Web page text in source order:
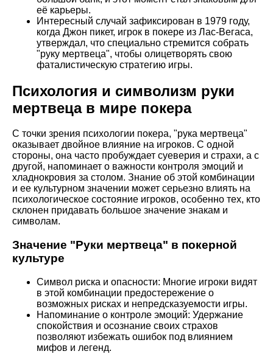
её карьеры.
Интересный случай зафиксирован в 1979 году,
когда Джон пикет, игрок в покере из Лас-Вегаса,
утверждал, что специально стремится собрать
"руку мертвеца", чтобы олицетворять свою
фаталистическую стратегию игры.
Психология и символизм руки
мертвеца в мире покера
С точки зрения психологии покера, "рука мертвеца"
оказывает двойное влияние на игроков. С одной
стороны, она часто пробуждает суеверия и страхи, а с
другой, напоминает о важности контроля эмоций и
хладнокровия за столом. Знание об этой комбинации
и ее культурном значении может серьезно влиять на
психологическое состояние игроков, особенно тех, кто
склонен придавать большое значение знакам и
символам.
Значение "Руки мертвеца" в покерной
культуре
Символ риска и опасности: Многие игроки видят
в этой комбинации предостережение о
возможных рисках и непредсказуемости игры.
Напоминание о контроле эмоций: Удержание
спокойствия и осознание своих страхов
позволяют избежать ошибок под влиянием
мифов и легенд.